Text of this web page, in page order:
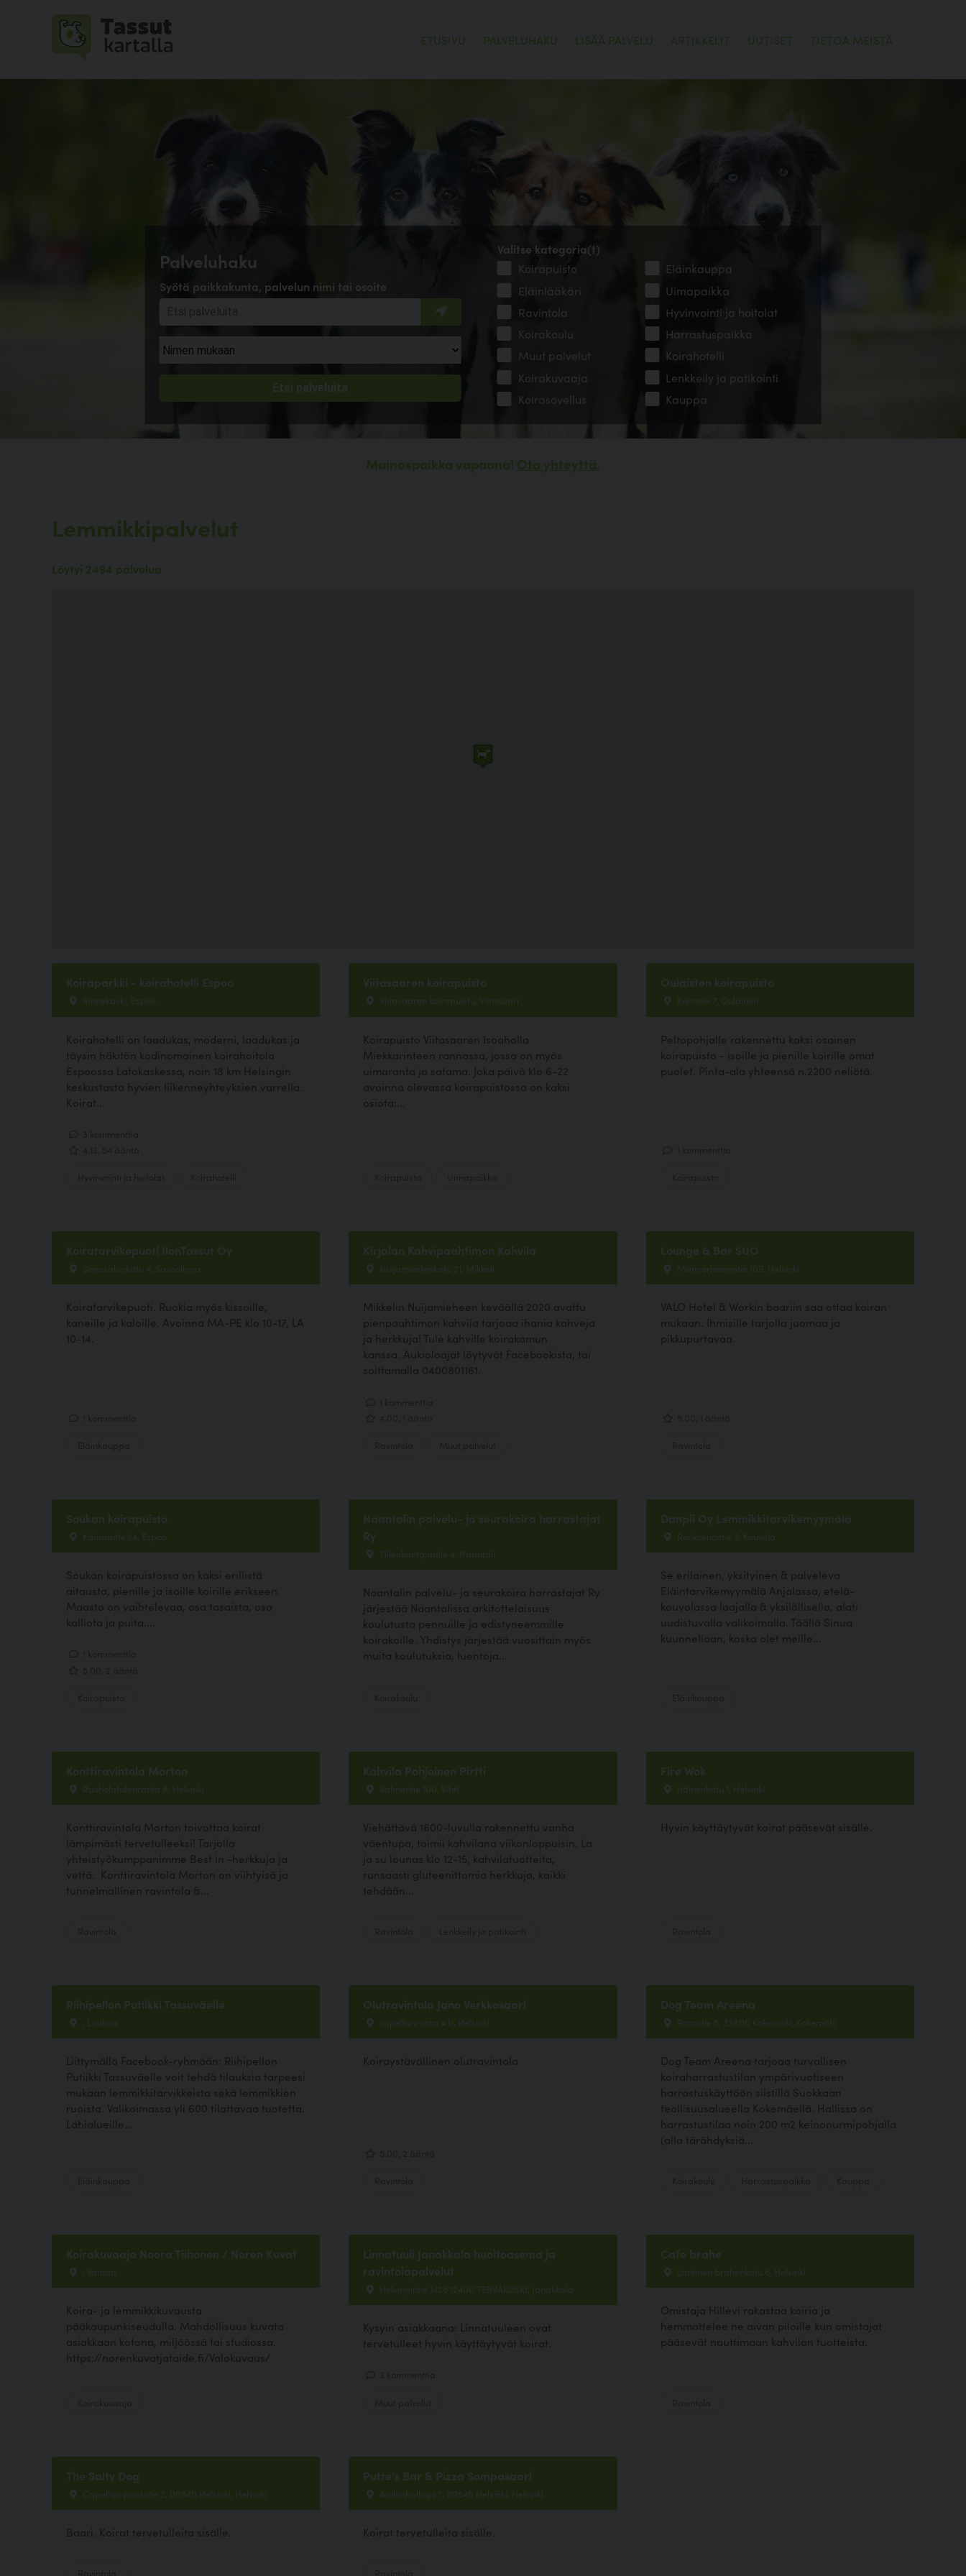
ETUSIVU PALVELUHAKU LISÄÄ PALVELU ARTIKKELIT UUTISET TIETOA MEISTÄ
Palveluhaku
Syötä paikkakunta, palvelun nimi tai osoite
Valitse kategoria(t)
Koirapuisto
Eläinkauppa
Eläinlääkäri
Uimapaikka
Ravintola
Hyvinvointi ja hoitolat
Koirakoulu
Harrastuspaikka
Muut palvelut
Koirahotelli
Koirakuvaaja
Lenkkeily ja patikointi
Koirasovellus
Kauppa
Mainospaikka vapaana! Ota yhteyttä.
Lemmikkipalvelut
Löytyi 2494 palvelua
Koiraparkki - koirahotelli Espoo
Rinnekaski, Espoo
Koirahotelli on laadukas, moderni, laadukas ja
täysin häkitön kodinomainen koirahoitola
Espoossa Latokaskessa, noin 18 km Helsingin
keskustasta hyvien liikenneyhteyksien varrella.
Koirat...
Viitasaaren koirapuisto
Viitasaaren koirapuisto, Viitasaari
Koirapuisto Viitasaaren Isoaholla
Miekkarinteen rannassa, jossa on myös
uimaranta ja satama. Joka päivä klo 6-22
avoinna olevassa koirapuistossa on kaksi
osiota:...
Oulaisten koirapuisto
Kuntotie 7, Oulainen
Peltopohjalle rakennettu kaksi osainen
koirapuisto - isoille ja pienille koirille omat
puolet. Pinta-ala yhteensä n.2200 neliötä.
Koiratarvikepuoti IlonTassut Oy
Simasalonkatu 4, Savonlinna
Koiratarvikepuoti. Ruokia myös kissoille,
kaneille ja kaloille. Avoinna MA-PE klo 10-17, LA
10-14.
Kirjalan Kahvipaahtimon Kahvila
Nuijamiestenkatu 21, Mikkeli
Mikkelin Nuijamieheen keväällä 2020 avattu
pienpaahtimon kahvila tarjoaa ihania kahveja
ja herkkuja! Tule kahville koirakamun
kanssa. Aukioloajat löytyvät Facebookista, tai
soittamalla 0400801161.
Lounge & Bar SUO
Mannerheimintie 109, Helsinki
VALO Hotel & Workin baariin saa ottaa koiran
mukaan. Ihmisille tarjolla juomaa ja
pikkupurtavaa.
Soukan koirapuisto
Kaitaantie 24, Espoo
Soukan koirapuistossa on kaksi erillistä
aitausta, pienille ja isoille koirille erikseen.
Maasto on vaihtelevaa, osa tasaista, osa
kalliota ja puita....
Naantalin palvelu- ja seurakoira harrastajat
Ry
Tiilenkantajantie 4, Naantali
Naantalin palvelu- ja seurakoira harrastajat Ry
järjestää Naantalissa arkitottelaisuus
koulutusta pennuille ja edistyneemmille
koirakoille. Yhdistys järjestää vuosittain myös
muita koulutuksia, luentoja...
Danpii Oy Lemmikkitarvikemyymälä
Ruokosuontie 3, Kouvola
Se erilainen, yksityinen & palveleva
Eläintarvikemyymälä Anjalassa, etelä-
kouvolassa laajalla & yksilöllisella, alati
uudistuvalla valikoimalla. Täällä Sinua
kuunnellaan, koska olet meille...
Konttiravintola Morton
Ruoholahdenranta 8, Helsinki
Konttiravintola Morton toivottaa koirat
lämpimästi tervetulleeksi! Tarjolla
yhteistyökumppanimme Best in -herkkuja ja
vettä. Konttiravintola Morton on viihtyisä ja
tunnelmallinen ravintola &...
Kahvila Pohjoinen Pirtti
Salmentie 100, Vihti
Viehättävä 1600-luvulla rakennettu vanha
väentupa, toimii kahvilana viikonloppuisin. La
ja su lounas klo 12-15, kahvilatuotteita,
runsaasti gluteenittomia herkkuja, kaikki
tehdään...
Fire Wok
Itäinenkatu 1, Helsinki
Hyvin käyttäytyvät koirat pääsevät sisälle.
Riihipellon Putiikki Tassuväelle
, Laukaa
Liittymällä Facebook-ryhmään: Riihipellon
Putiikki Tassuväelle voit tehdä tilauksia tarpeesi
mukaan lemmikkitarvikkeista sekä lemmikkien
ruoista. Valikoimassa yli 600 tilattavaa tuotetta.
Lähialueille...
Olutravintola Jano Verkkosaari
capellanranta 4 b, Helsinki
Koiraystävällinen olutravintola
Dog Team Areena
Ratastie 5, 32800 Kokemäki, Kokemäki
Dog Team Areena tarjoaa turvallisen
koiraharrastustilan ympärivuotiseen
harrastuskäyttöön siistillä Suokkaan
teollisuusalueella Kokemäellä. Hallissa on
harrastustilaa noin 200 m2 keinonurmipohjalla
(alla tärähdyksiä...
Koirakuvaaja Noora Tiihonen / Noren Kuvat
, Vantaa
Koira- ja lemmikkikuvausta
pääkaupunkiseudulla. Mahdollisuus kuvata
asiakkaan kotona, miljöössä tai studiossa.
https://norenkuvatjataide.fi/Valokuvaus/
Linnatuuli Janakkala huoltoasema ja
ravintolapalvelut
Helsingintie 1426 12400 TERVAKOSKI, Janakkala
Kysyin asiakkaana: Linnatuuleen ovat
tervetulleet hyvin käyttäytyvät koirat.
Cafe brahe
Läntinen brahenkatu 6, Helsinki
Omistaja Hillevi rakastaa koiria ja
hemmottelee ne aivan piloille kun omistajat
pääsevät nauttimaan kahvilan tuotteista.
The Salty Dog
Capellan puistotie 2, 00540 Helsinki, Helsinki
Baari. Koirat tervetulleita sisälle.
Putte's Bar & Pizza Sompasaari
Aallonhalkoja 7, 00540 Helsinki, Helsinki
Koirat tervetulleita sisälle.